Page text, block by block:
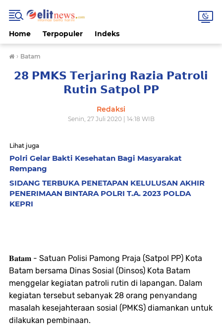
Home Terpopuler Indeks
› Batam
𝟮𝟴 𝗣𝗠𝗞𝗦 𝗧𝗲𝗿𝗷𝗮𝗿𝗶𝗻𝗴 𝗥𝗮𝘇𝗶𝗮 𝗣𝗮𝘁𝗿𝗼𝗹𝗶
𝗥𝘂𝘁𝗶𝗻 𝗦𝗮𝘁𝗽𝗼𝗹 𝗣𝗣
Redaksi
Senin, 27 Juli 2020 | 14:18 WIB
Lihat juga
Polri Gelar Bakti Kesehatan Bagi Masyarakat
Rempang
SIDANG TERBUKA PENETAPAN KELULUSAN AKHIR
PENERIMAAN BINTARA POLRI T.A. 2023 POLDA
KEPRI
𝐁𝐚𝐭𝐚𝐦 - Satuan Polisi Pamong Praja (Satpol PP) Kota
Batam bersama Dinas Sosial (Dinsos) Kota Batam
menggelar kegiatan patroli rutin di lapangan. Dalam
kegiatan tersebut sebanyak 28 orang penyandang
masalah kesejahteraan sosial (PMKS) diamankan untuk
dilakukan pembinaan.